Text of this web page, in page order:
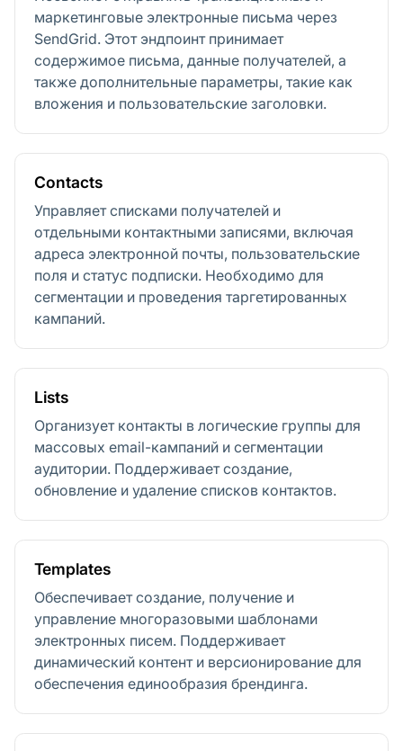
маркетинговые электронные письма через
SendGrid. Этот эндпоинт принимает
содержимое письма, данные получателей, а
также дополнительные параметры, такие как
вложения и пользовательские заголовки.
Contacts
Управляет списками получателей и
отдельными контактными записями, включая
адреса электронной почты, пользовательские
поля и статус подписки. Необходимо для
сегментации и проведения таргетированных
кампаний.
Lists
Организует контакты в логические группы для
массовых email-кампаний и сегментации
аудитории. Поддерживает создание,
обновление и удаление списков контактов.
Templates
Обеспечивает создание, получение и
управление многоразовыми шаблонами
электронных писем. Поддерживает
динамический контент и версионирование для
обеспечения единообразия брендинга.